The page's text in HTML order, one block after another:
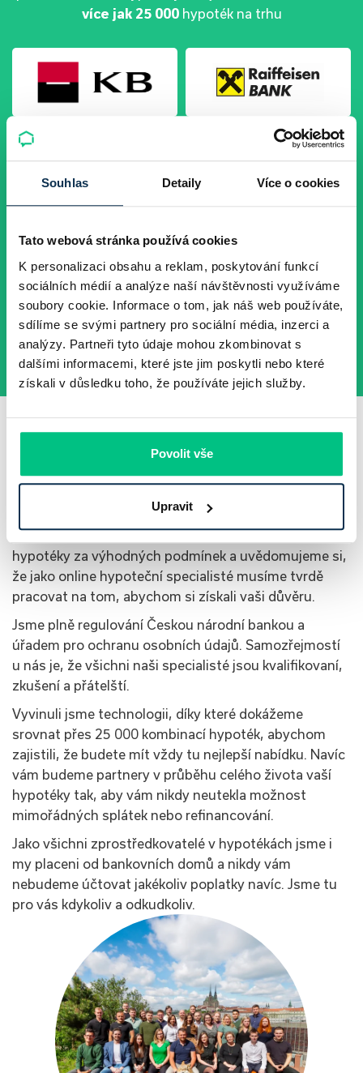
Souhlas Detaily Více o cookies
Tato webová stránka používá cookies
K personalizaci obsahu a reklam, poskytování funkcí
sociálních médií a analýze naší návštěvnosti využíváme
soubory cookie. Informace o tom, jak náš web používáte,
sdílíme se svými partnery pro sociální média, inzerci a
analýzy. Partneři tyto údaje mohou zkombinovat s
dalšími informacemi, které jste jim poskytli nebo které
získali v důsledku toho, že používáte jejich služby.
Povolit vše
Upravit
více jak 25 000hypoték na trhu
Všichni poskytovatelé
Jsme připraveni pro vás
bojovat za lepší hypotéku
Chceme vám zpříjemnit, zjednodušit a zrychlit získání
hypotéky za výhodných podmínek a uvědomujeme si,
že jako online hypoteční specialisté musíme tvrdě
pracovat na tom, abychom si získali vaši důvěru.
Jsme plně regulování Českou národní bankou a
úřadem pro ochranu osobních údajů. Samozřejmostí
u nás je, že všichni naši specialisté jsou kvalifikovaní,
zkušení a přátelští.
Vyvinuli jsme technologii, díky které dokážeme
srovnat přes 25 000 kombinací hypoték, abychom
zajistili, že budete mít vždy tu nejlepší nabídku. Navíc
vám budeme partnery v průběhu celého života vaší
hypotéky tak, aby vám nikdy neutekla možnost
mimořádných splátek nebo refinancování.
Jako všichni zprostředkovatelé v hypotékách jsme i
my placeni od bankovních domů a nikdy vám
nebudeme účtovat jakékoliv poplatky navíc. Jsme tu
pro vás kdykoliv a odkudkoliv.